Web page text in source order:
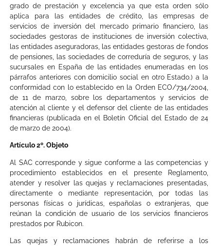
grado de prestación y excelencia ya que esta orden sólo
aplica para las entidades de crédito, las empresas de
servicios de inversión del mercado primario financiero, las
sociedades gestoras de instituciones de inversión colectiva,
las entidades aseguradoras, las entidades gestoras de fondos
de pensiones, las sociedades de correduría de seguros, y las
sucursales en España de las entidades enumeradas en los
párrafos anteriores con domicilio social en otro Estado.) a la
conformidad con lo establecido en la Orden ECO/734/2004,
de 11 de marzo, sobre los departamentos y servicios de
atención al cliente y el defensor del cliente de las entidades
financieras (publicada en el Boletín Oficial del Estado de 24
de marzo de 2004).
Artículo 2º. Objeto
Al SAC corresponde y sigue conforme a las competencias y
procedimiento establecidos en el presente Reglamento,
atender y resolver las quejas y reclamaciones presentadas,
directamente o mediante representación, por todas las
personas físicas o jurídicas, españolas o extranjeras, que
reúnan la condición de usuario de los servicios financieros
prestados por Rubicon.
Las quejas y reclamaciones habrán de referirse a los